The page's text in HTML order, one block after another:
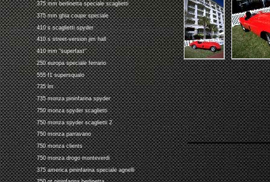
375 mm berlinetta speciale scaglietti
375 mm ghia coupe speciale
410 s scaglietti spyder
410 s street-version jim hall
410 mm "superfast"
250 europa speciale ferrario
555 f1 supersqualo
735 lm
735 monza pininfarina spyder
750 monza spyder scaglietti
750 monza spyder scaglietti 2
750 monza parravano
750 monza clients
750 monza drogo monteverdi
375 america pininfarina speciale agnelli